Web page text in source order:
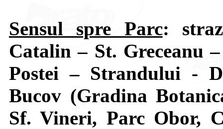
Sensul spre Parc:
Catalin – St. Greceanu
Postei – Strandului -
Bucov (Gradina
Sf. Vineri, Parc Obor,